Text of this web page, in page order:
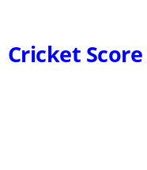
Cricket